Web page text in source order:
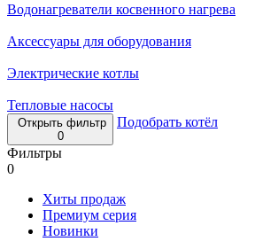
Водонагреватели косвенного нагрева
Аксессуары для оборудования
Электрические котлы
Тепловые насосы
Открыть фильтр
0
Подобрать котёл
Фильтры
0
Хиты продаж
Премиум серия
Новинки